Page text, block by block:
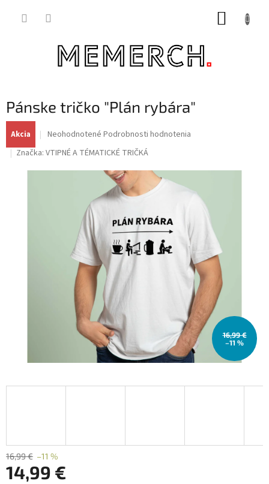
Pánske tričko "Plán rybára"
Akcia
Priemerné
produktu
je
hviezdičiek.
Neohodnotené Podrobnosti hodnotenia
Značka: VTIPNÉ A TÉMATICKÉ TRIČKÁ
16,99 €
–11 %
16,99 € –11 %
14,99 €